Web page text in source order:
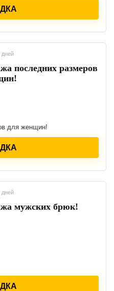
дней
последних размеров
для женщин!
дней
мужских брюк!